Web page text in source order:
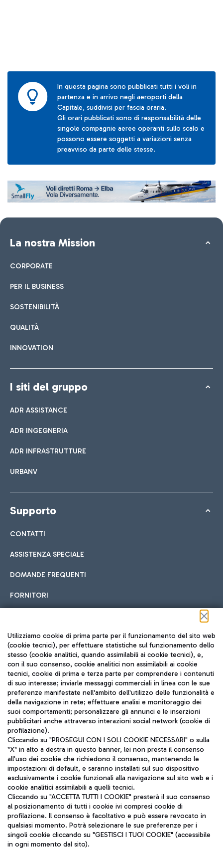
In questa pagina sono pubblicati tutti i voli in
partenza e in arrivo negli aeroporti della
Capitale, suddivisi per fascia oraria.
Gli orari pubblicati sono di responsabilità delle
singole compagnie aeree operanti sullo scalo e
possono essere soggetti a variazioni senza
preavviso da parte delle stesse.
La nostra Mission
CORPORATE
PER IL BUSINESS
SOSTENIBILITÀ
QUALITÀ
INNOVATION
I siti del gruppo
ADR ASSISTANCE
ADR INGEGNERIA
ADR INFRASTRUTTURE
URBANV
Supporto
CONTATTI
ASSISTENZA SPECIALE
DOMANDE FREQUENTI
FORNITORI
Seguici sui social
TRAVEL JOURNAL
ITA
Aeroporti di Roma S.p.A. - Società soggetta a direzione e
coordinamento di Mundys S.p.A.
Codice fiscale e Registro delle Imprese di Roma 13032990155 P.
IVA 06572251004
Capitale sociale 62.224.743,00 int. vers.
Sede legale: Via Pier Paolo Racchetti 1 - 00054 Fiumicino (RM)
telefono +39 06 65951
Utilizziamo cookie di prima parte per il funzionamento del sito web
(cookie tecnici), per effettuare statistiche sul funzionamento dello
stesso (cookie analitici, quando assimilabili ai cookie tecnici), e,
con il suo consenso, cookie analitici non assimilabili ai cookie
tecnici, cookie di prima e terza parte per comprendere i contenuti
di suo interesse; inviarle messaggi commerciali in linea con le sue
preferenze manifestate nell'ambito dell'utilizzo delle funzionalità e
della navigazione in rete; effettuare analisi e monitoraggio dei
suoi comportamenti; personalizzare gli annunci e le inserzioni
pubblicitari anche attraverso interazioni social network (cookie di
profilazione).
Cliccando su "PROSEGUI CON I SOLI COOKIE NECESSARI" o sulla
"X" in alto a destra in questo banner, lei non presta il consenso
all'uso dei cookie che richiedono il consenso, mantenendo le
impostazioni di default, e saranno installati sul suo dispositivo
esclusivamente i cookie funzionali alla navigazione sul sito web e i
cookie analitici assimilabili a quelli tecnici.
Cliccando su "ACCETTA TUTTI I COOKIE" presterà il suo consenso
al posizionamento di tutti i cookie ivi compresi cookie di
profilazione. Il consenso è facoltativo e può essere revocato in
qualsiasi momento. Potrà selezionare le sue preferenze per i
singoli cookie cliccando su "GESTISCI I TUOI COOKIE" (accessibile
in ogni momento dal sito).